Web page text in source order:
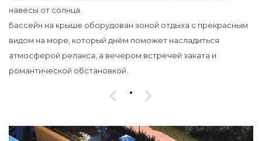
навесы от солнца.
Бассейн на крыше оборудован зоной отдыха с прекрасным
видом на море, который днём поможет насладиться
атмосферой релакса, а вечером встречей заката и
романтической обстановкой.